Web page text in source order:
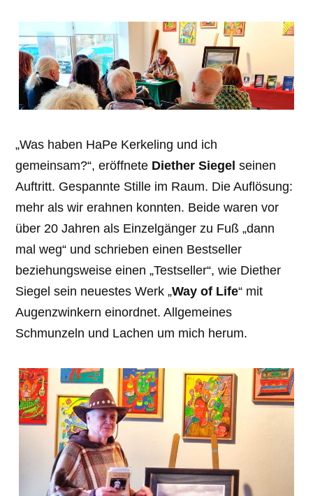
„Was haben HaPe Kerkeling und ich
gemeinsam?“, eröffnete Diether Siegel seinen
Auftritt. Gespannte Stille im Raum. Die Auflösung:
mehr als wir erahnen konnten. Beide waren vor
über 20 Jahren als Einzelgänger zu Fuß „dann
mal weg“ und schrieben einen Bestseller
beziehungsweise einen „Testseller“, wie Diether
Siegel sein neuestes Werk „Way of Life“ mit
Augenzwinkern einordnet. Allgemeines
Schmunzeln und Lachen um mich herum.